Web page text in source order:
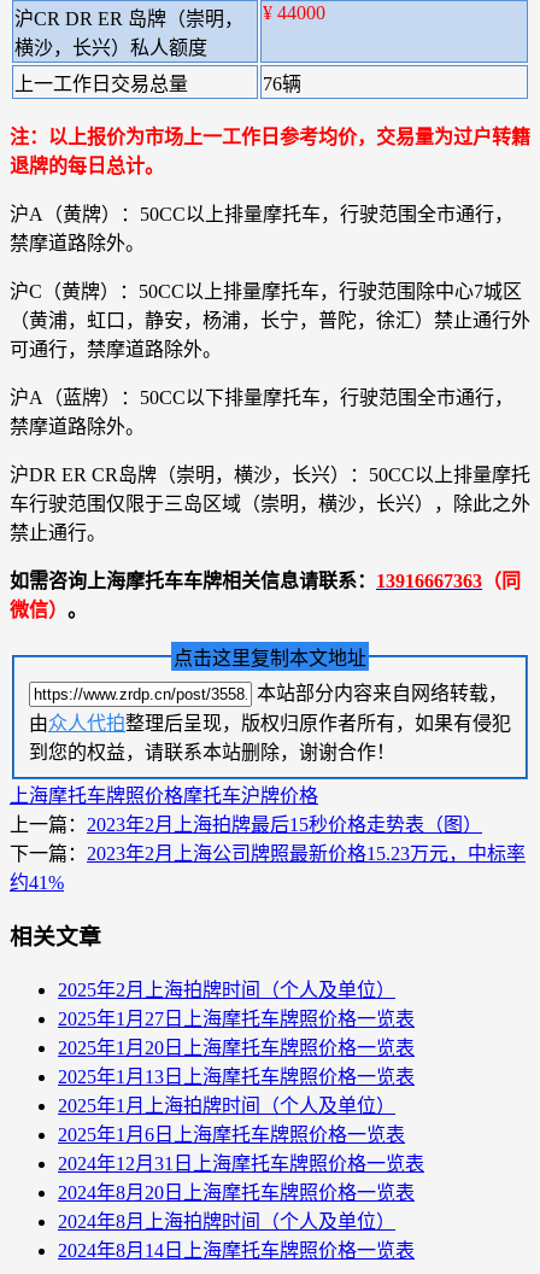
沪CR DR ER 岛牌（崇明，
横沙，长兴）私人额度
¥ 44000
上一工作日交易总量 76辆
注：以上报价为市场上一工作日参考均价，交易量为过户转籍
退牌的每日总计。
沪A（黄牌）：50CC以上排量摩托车，行驶范围全市通行，
禁摩道路除外。
沪C（黄牌）：50CC以上排量摩托车，行驶范围除中心7城区
（黄浦，虹口，静安，杨浦，长宁，普陀，徐汇）禁止通行外
可通行，禁摩道路除外。
沪A（蓝牌）：50CC以下排量摩托车，行驶范围全市通行，
禁摩道路除外。
沪DR ER CR岛牌（崇明，横沙，长兴）：50CC以上排量摩托
车行驶范围仅限于三岛区域（崇明，横沙，长兴），除此之外
禁止通行。
如需咨询上海摩托车车牌相关信息请联系： 13916667363 （同
微信） 。
点击这里复制本文地址
本站部分内容来自网络转载，
由众人代拍整理后呈现，版权归原作者所有，如果有侵犯
到您的权益，请联系本站删除，谢谢合作！
上海摩托车牌照价格摩托车沪牌价格
上一篇： 2023年2月上海拍牌最后15秒价格走势表（图）
下一篇： 2023年2月上海公司牌照最新价格15.23万元，中标率
约41%
相关文章
2025年2月上海拍牌时间（个人及单位）
2025年1月27日上海摩托车牌照价格一览表
2025年1月20日上海摩托车牌照价格一览表
2025年1月13日上海摩托车牌照价格一览表
2025年1月上海拍牌时间（个人及单位）
2025年1月6日上海摩托车牌照价格一览表
2024年12月31日上海摩托车牌照价格一览表
2024年8月20日上海摩托车牌照价格一览表
2024年8月上海拍牌时间（个人及单位）
2024年8月14日上海摩托车牌照价格一览表